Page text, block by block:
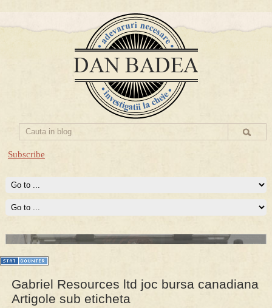
Subscribe
PRESA
Prima mea carte publicata (Nemira)
Averea Presedintelui: prima lucrare despre controversatele
conturi secrete ale Securitatii.
Gabriel Resources ltd joc bursa canadiana
Artigole sub eticheta